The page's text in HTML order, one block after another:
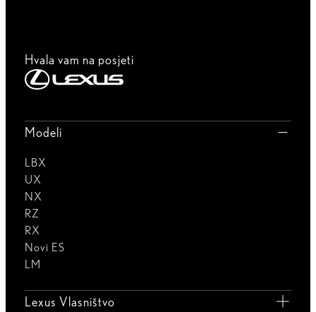
Hvala vam na posjeti
Modeli
LBX
UX
NX
RZ
RX
Novi ES
LM
Lexus Vlasništvo